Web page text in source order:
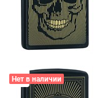
Нет в наличии